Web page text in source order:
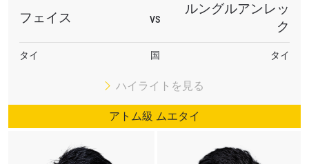
フェイス VS
ルングルアンレッ
ク
タイ 国 タイ
ハイライトを見る
アトム級 ムエタイ
対戦相手
大会
最新情報をゲット
ONEチャンピオンシップとどこでも一緒！ 最新ニ
席をゲットするため今すぐ登録を！
Eメール
名前（ローマ字で記入）